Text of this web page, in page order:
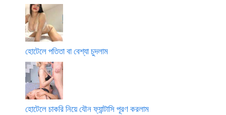
হোটেলে পতিতা বা বেশ্যা চুদলাম
হোটেলে চাকরি নিয়ে যৌন ফ্যান্টাসি পূরণ করলাম